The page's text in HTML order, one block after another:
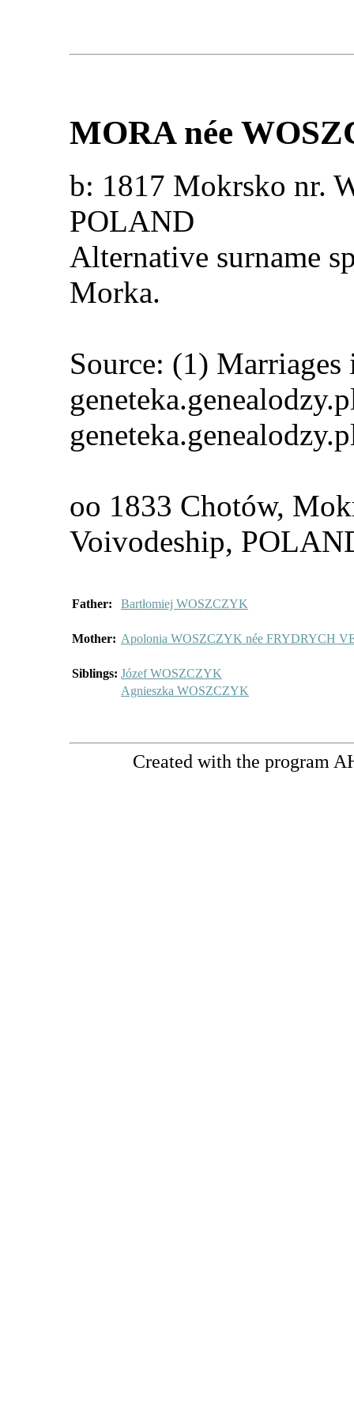
MORA née
b: 1817 Mokrsko nr.
POLAND
Alternative surname
Morka.
Source: (1) Marriages
oo 1833 Chotów,
Voivodeship,
Father: Bartłomiej WOSZCZYK
Mother: Apolonia WOSZCZYK née FRYDRYCH
Siblings: Józef WOSZCZYK
Agnieszka WOSZCZYK
Created with the program